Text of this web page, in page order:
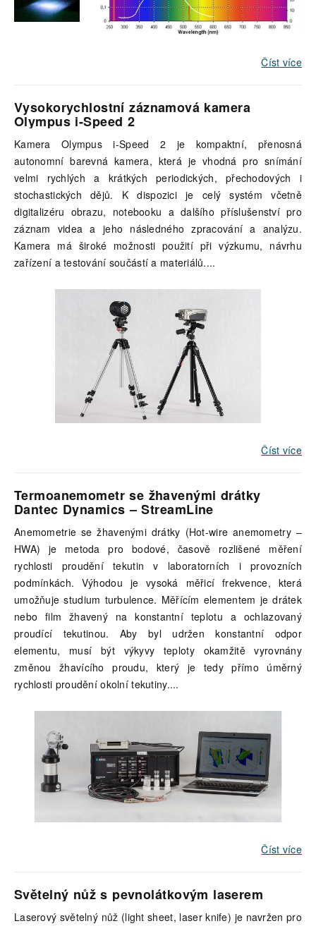
Číst více
Vysokorychlostní záznamová kamera
Olympus i-Speed 2
Kamera Olympus i-Speed 2 je kompaktní, přenosná
autonomní barevná kamera, která je vhodná pro snímání
velmi rychlých a krátkých periodických, přechodových i
stochastických dějů. K dispozici je celý systém včetně
digitalizéru obrazu, notebooku a dalšího příslušenství pro
záznam videa a jeho následného zpracování a analýzu.
Kamera má široké možnosti použití při výzkumu, návrhu
zařízení a testování součástí a materiálů....
Číst více
Termoanemometr se žhavenými drátky
Dantec Dynamics – StreamLine
Anemometrie se žhavenými drátky (Hot-wire anemometry –
HWA) je metoda pro bodové, časově rozlišené měření
rychlosti proudění tekutin v laboratorních i provozních
podmínkách. Výhodou je vysoká měřicí frekvence, která
umožňuje studium turbulence. Měřícím elementem je drátek
nebo film žhavený na konstantní teplotu a ochlazovaný
proudící tekutinou. Aby byl udržen konstantní odpor
elementu, musí být výkyvy teploty okamžitě vyrovnány
změnou žhavícího proudu, který je tedy přímo úměrný
rychlosti proudění okolní tekutiny....
Číst více
Světelný nůž s pevnolátkovým laserem
Laserový světelný nůž (light sheet, laser knife) je navržen pro